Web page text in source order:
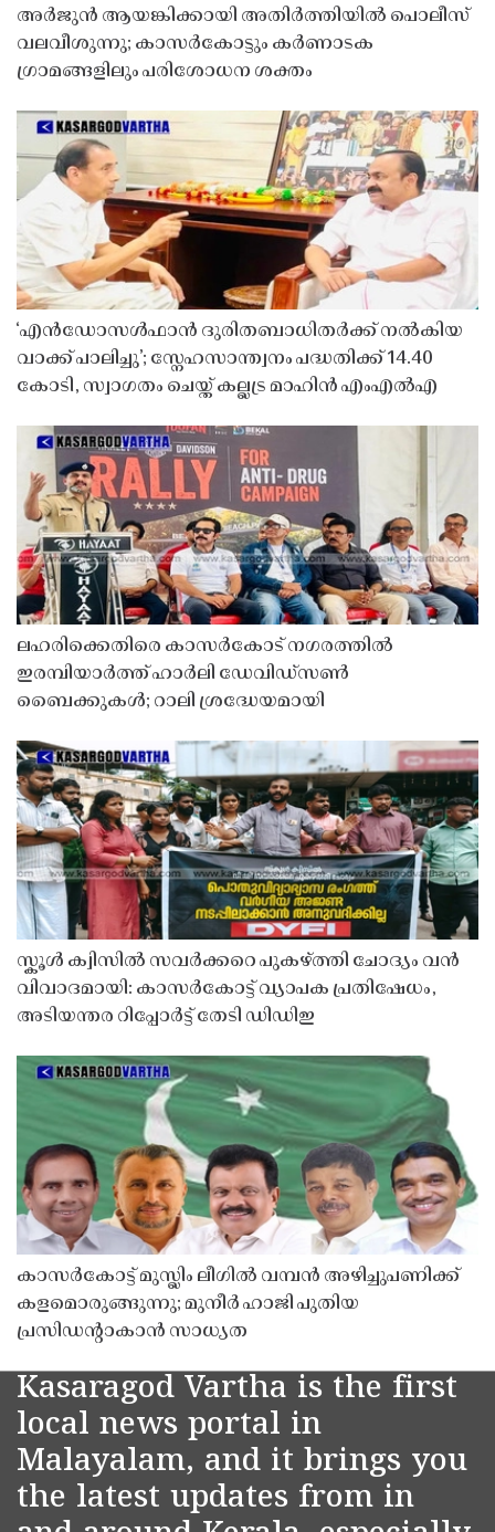
അർജുൻ ആയങ്കിക്കായി അതിർത്തിയിൽ പൊലീസ്
വലവീശുന്നു; കാസർകോട്ടും കർണാടക
ഗ്രാമങ്ങളിലും പരിശോധന ശക്തം
‘എൻഡോസൾഫാൻ ദുരിതബാധിതർക്ക് നൽകിയ
വാക്ക് പാലിച്ചു’; സ്നേഹസാന്ത്വനം പദ്ധതിക്ക് 14.40
കോടി, സ്വാഗതം ചെയ്ത് കല്ലട്ര മാഹിൻ എംഎൽഎ
ലഹരിക്കെതിരെ കാസർകോട് നഗരത്തിൽ
ഇരമ്പിയാർത്ത് ഹാർലി ഡേവിഡ്‌സൺ
ബൈക്കുകൾ; റാലി ശ്രദ്ധേയമായി
സ്കൂൾ ക്വിസിൽ സവർക്കറെ പുകഴ്ത്തി ചോദ്യം വൻ
വിവാദമായി: കാസർകോട്ട് വ്യാപക പ്രതിഷേധം,
അടിയന്തര റിപ്പോർട്ട് തേടി ഡിഡിഇ
കാസർകോട്ട് മുസ്ലിം ലീഗിൽ വമ്പൻ അഴിച്ചുപണിക്ക്
കളമൊരുങ്ങുന്നു; മുനീർ ഹാജി പുതിയ
പ്രസിഡൻ്റാകാൻ സാധ്യത
Kasaragod Vartha is the first
local news portal in
Malayalam, and it brings you
the latest updates from in